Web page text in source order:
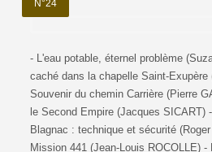
N°24
- L'eau potable, éternel problème
caché dans la chapelle Saint-Exupère
Souvenir du chemin Carrière (Pierre
le Second Empire (Jacques SICART)
Blagnac : technique et sécurité (Roger
Mission 441 (Jean-Louis ROCOLLE)